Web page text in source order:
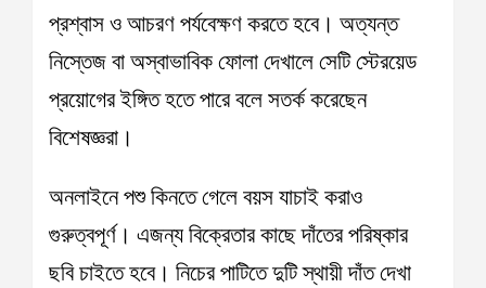
প্রশ্বাস ও আচরণ পর্যবেক্ষণ করতে হবে। অত্যন্ত
নিস্তেজ বা অস্বাভাবিক ফোলা দেখালে সেটি স্টেরয়েড
প্রয়োগের ইঙ্গিত হতে পারে বলে সতর্ক করেছেন
বিশেষজ্ঞরা।
অনলাইনে পশু কিনতে গেলে বয়স যাচাই করাও
গুরুত্বপূর্ণ। এজন্য বিক্রেতার কাছে দাঁতের পরিষ্কার
ছবি চাইতে হবে। নিচের পাটিতে দুটি স্থায়ী দাঁত দেখা